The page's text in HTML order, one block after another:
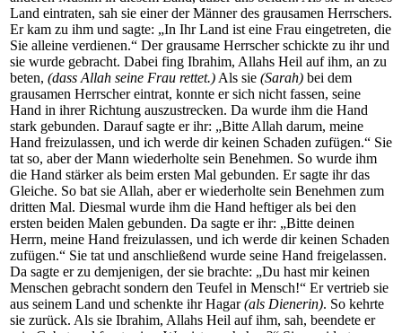
Land eintraten, sah sie einer der Männer des grausamen Herrschers.
Er kam zu ihm und sagte: „In Ihr Land ist eine Frau eingetreten, die
Sie alleine verdienen.“ Der grausame Herrscher schickte zu ihr und
sie wurde gebracht. Dabei fing Ibrahim, Allahs Heil auf ihm, an zu
beten, (dass Allah seine Frau rettet.) Als sie (Sarah) bei dem
grausamen Herrscher eintrat, konnte er sich nicht fassen, seine
Hand in ihrer Richtung auszustrecken. Da wurde ihm die Hand
stark gebunden. Darauf sagte er ihr: „Bitte Allah darum, meine
Hand freizulassen, und ich werde dir keinen Schaden zufügen.“ Sie
tat so, aber der Mann wiederholte sein Benehmen. So wurde ihm
die Hand stärker als beim ersten Mal gebunden. Er sagte ihr das
Gleiche. So bat sie Allah, aber er wiederholte sein Benehmen zum
dritten Mal. Diesmal wurde ihm die Hand heftiger als bei den
ersten beiden Malen gebunden. Da sagte er ihr: „Bitte deinen
Herrn, meine Hand freizulassen, und ich werde dir keinen Schaden
zufügen.“ Sie tat und anschließend wurde seine Hand freigelassen.
Da sagte er zu demjenigen, der sie brachte: „Du hast mir keinen
Menschen gebracht sondern den Teufel in Mensch!“ Er vertrieb sie
aus seinem Land und schenkte ihr Hagar(als Dienerin). So kehrte
sie zurück. Als sie Ibrahim, Allahs Heil auf ihm, sah, beendete er